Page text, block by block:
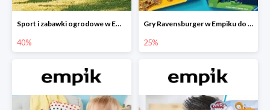
Sport i zabawki ogrodowe w Empiku do -40%
40%
Gry Ravensburger w Empiku do -25%
25%